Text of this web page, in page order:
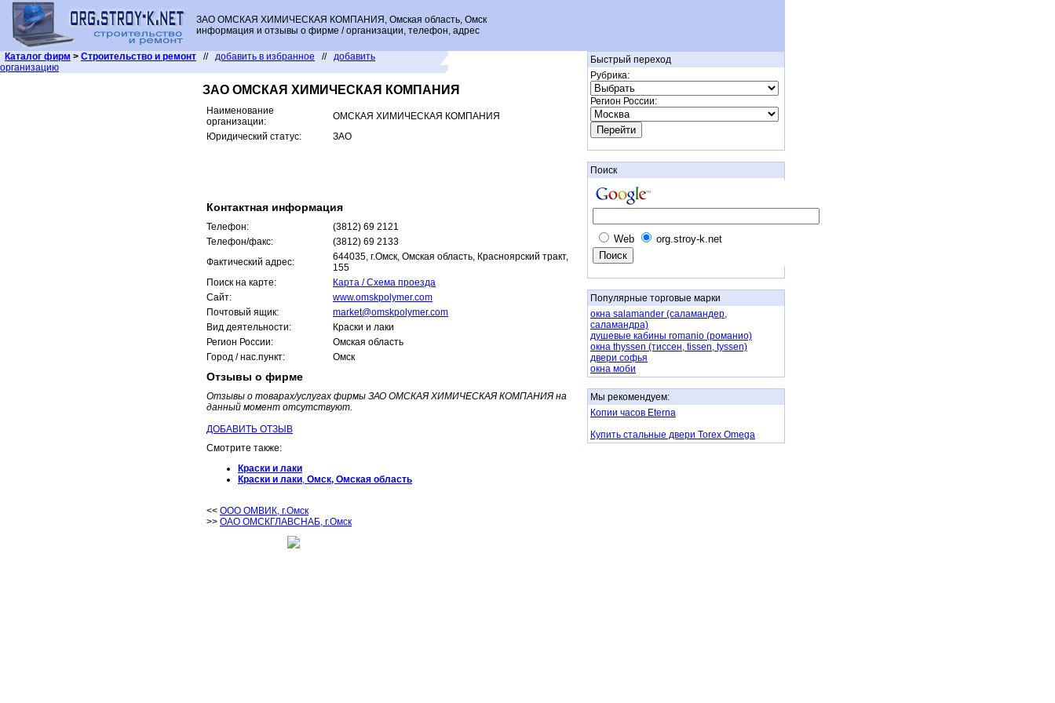
ЗАО ОМСКАЯ ХИМИЧЕСКАЯ КОМПАНИЯ, Омская область, Омск
информация и отзывы о фирме / организации, телефон, адрес
Каталог фирм > Строительство и ремонт // добавить в избранное // добавить
организацию
ЗАО ОМСКАЯ ХИМИЧЕСКАЯ КОМПАНИЯ
Наименование
организации:
ОМСКАЯ ХИМИЧЕСКАЯ КОМПАНИЯ
Юридический статус:
ЗАО
Контактная информация
Телефон:
(3812) 69 2121
Телефон/факс:
(3812) 69 2133
Фактический адрес:
644035, г.Омск, Омская область, Красноярский тракт,
155
Поиск на карте:
Карта / Схема проезда
Сайт:
www.omskpolymer.com
Почтовый ящик:
market@omskpolymer.com
Вид деятельности:
Краски и лаки
Регион России:
Омская область
Город / нас.пункт:
Омск
Отзывы о фирме
Отзывы о товарах/услугах фирмы ЗАО ОМСКАЯ ХИМИЧЕСКАЯ КОМПАНИЯ на
данный момент отсутствуют.
ДОБАВИТЬ ОТЗЫВ
Смотрите также:
Краски и лаки
Краски и лаки, Омск, Омская область
<< ООО ОМВИК, г.Омск
>> ОАО ОМСКГЛАВСНАБ, г.Омск
Быстрый переход
Рубрика:
Регион России:
Поиск
Web org.stroy-k.net
Популярные торговые марки
окна salamander (саламандер,
саламандра)
душевые кабины romanio (романио)
окна thyssen (тиссен, tissen, tyssen)
двери софья
окна моби
Мы рекомендуем:
Копии часов Eterna
Купить стальные двери Torex Omega